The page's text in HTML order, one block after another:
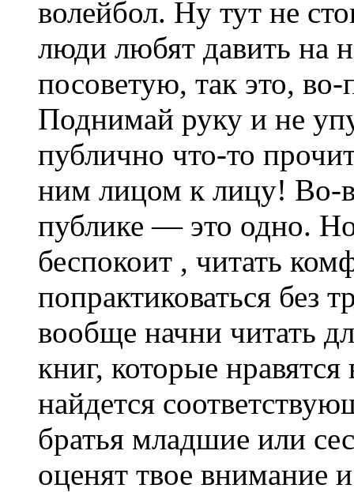
волейбол. Ну тут не
люди любят давить на
посоветую, так это,
Поднимай руку и не
публично что-то
ним лицом к лицу! Во-
публике — это одно.
беспокоит , читать
попрактиковаться без
вообще начни читать
книг, которые
найдется
братья младшие или
оценят твое внимание